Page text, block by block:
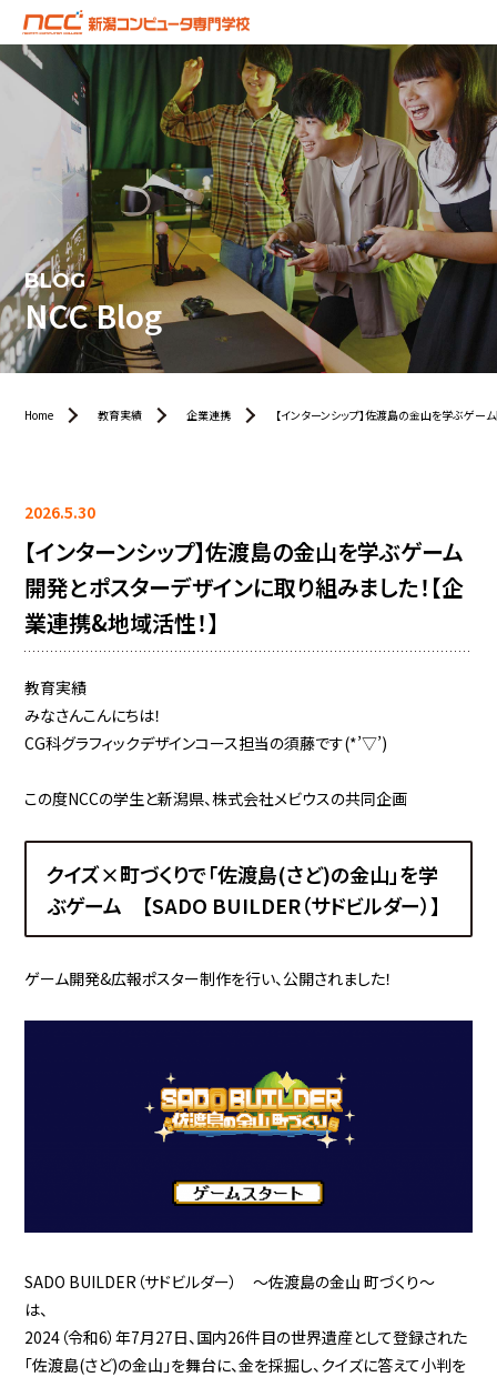
BLOG
NCC Blog
Home 教育実績 企業連携 【インターンシップ】佐渡島の金山を学ぶゲー
2026.5.30
【インターンシップ】佐渡島の金山を学ぶゲーム
開発とポスターデザインに取り組みました！【企
業連携&地域活性！】
教育実績
みなさんこんにちは！
CG科グラフィックデザインコース担当の須藤です(*’▽’)
この度NCCの学生と新潟県、株式会社メビウスの共同企画
クイズ×町づくりで「佐渡島(さど)の金山」を学
ぶゲーム 【SADO BUILDER（サドビルダー）】
ゲーム開発&広報ポスター制作を行い、公開されました！
SADO BUILDER（サドビルダー） ～佐渡島の金山 町づくり～
は、
2024（令和6）年7月27日、国内26件目の世界遺産として登録された
「佐渡島(さど)の金山」を舞台に、金を採掘し、クイズに答えて小判を